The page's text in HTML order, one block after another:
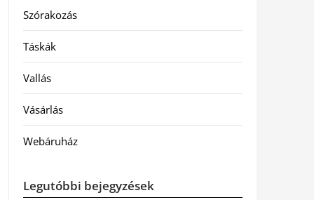
Szórakozás
Táskák
Vallás
Vásárlás
Webáruház
Legutóbbi bejegyzések